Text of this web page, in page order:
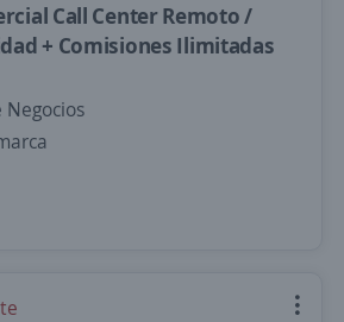
Call Center Remoto /
+ Comisiones Ilimitadas